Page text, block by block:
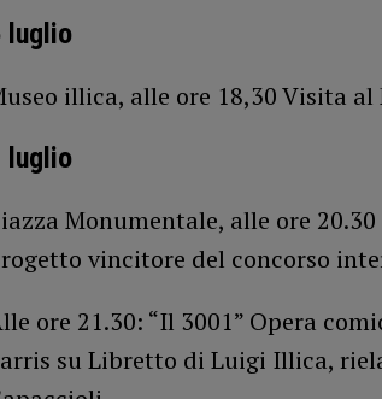
luglio
illica, alle ore 18,30 Visita al
luglio
Monumentale, alle ore
vincitore del concorso
ore 21.30: “Il 3001” Opera
su Libretto di Luigi Illica,